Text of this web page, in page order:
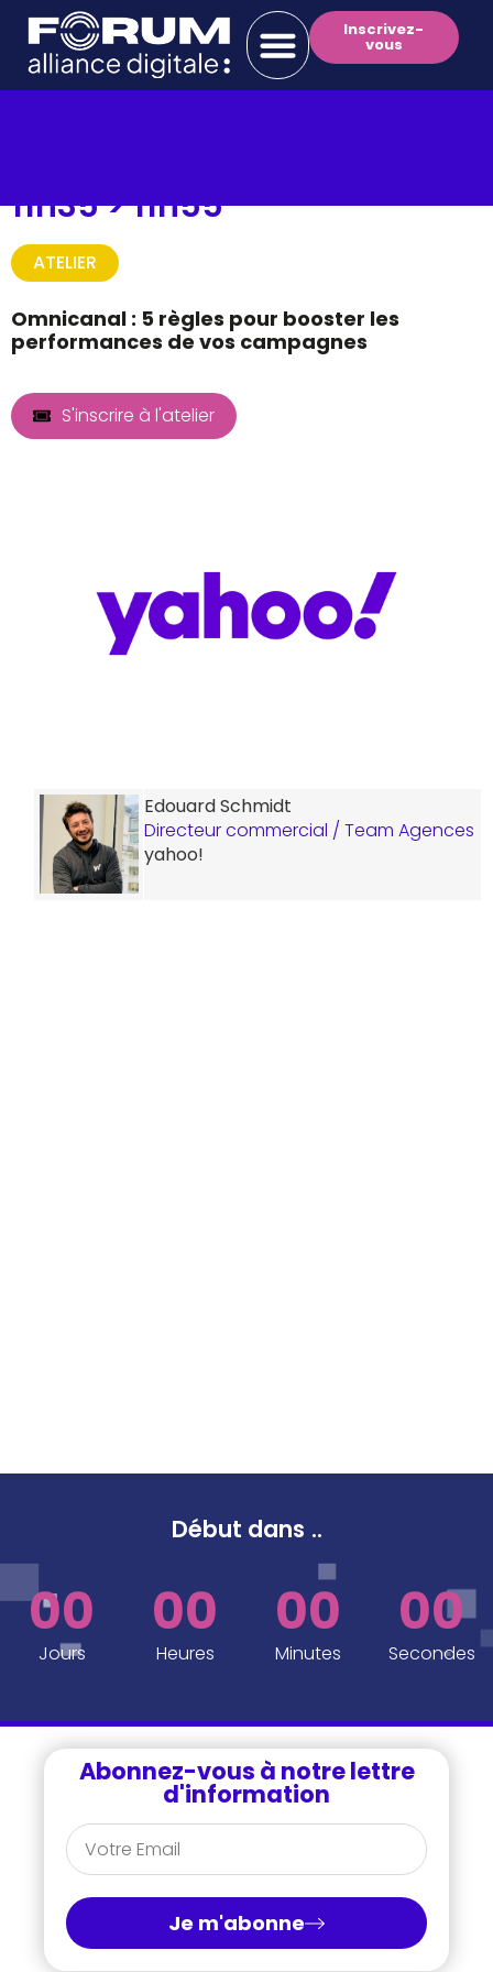
Inscrivez-
vous
11h35 >11h55
ATELIER
Omnicanal : 5 règles pour booster les
performances de vos campagnes
S'inscrire à l'atelier
Edouard Schmidt
Directeur commercial / Team Agences
yahoo!
Début dans ..
00
Jours
00
Heures
00
Minutes
00
Secondes
Abonnez-vous à notre lettre
d'information
Je m'abonne